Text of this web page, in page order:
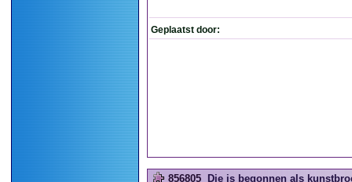
Geplaatst door:
856805 Die is begonnen als